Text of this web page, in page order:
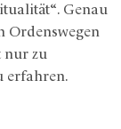
Genau
Ordenswegen
nur zu
erfahren.